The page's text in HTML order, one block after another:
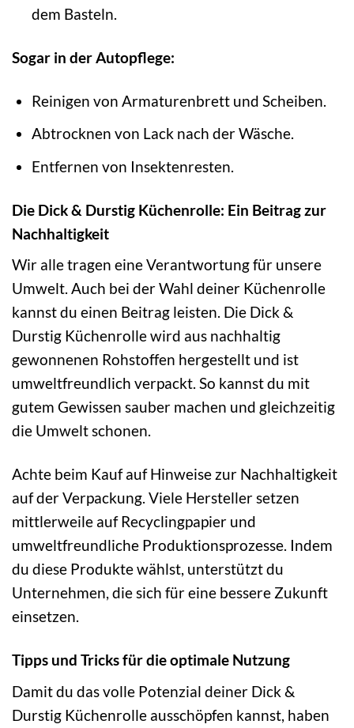
dem Basteln.
Sogar in der Autopflege:
Reinigen von Armaturenbrett und Scheiben.
Abtrocknen von Lack nach der Wäsche.
Entfernen von Insektenresten.
Die Dick & Durstig Küchenrolle: Ein Beitrag zur
Nachhaltigkeit
Wir alle tragen eine Verantwortung für unsere
Umwelt. Auch bei der Wahl deiner Küchenrolle
kannst du einen Beitrag leisten. Die Dick &
Durstig Küchenrolle wird aus nachhaltig
gewonnenen Rohstoffen hergestellt und ist
umweltfreundlich verpackt. So kannst du mit
gutem Gewissen sauber machen und gleichzeitig
die Umwelt schonen.
Achte beim Kauf auf Hinweise zur Nachhaltigkeit
auf der Verpackung. Viele Hersteller setzen
mittlerweile auf Recyclingpapier und
umweltfreundliche Produktionsprozesse. Indem
du diese Produkte wählst, unterstützt du
Unternehmen, die sich für eine bessere Zukunft
einsetzen.
Tipps und Tricks für die optimale Nutzung
Damit du das volle Potenzial deiner Dick &
Durstig Küchenrolle ausschöpfen kannst, haben